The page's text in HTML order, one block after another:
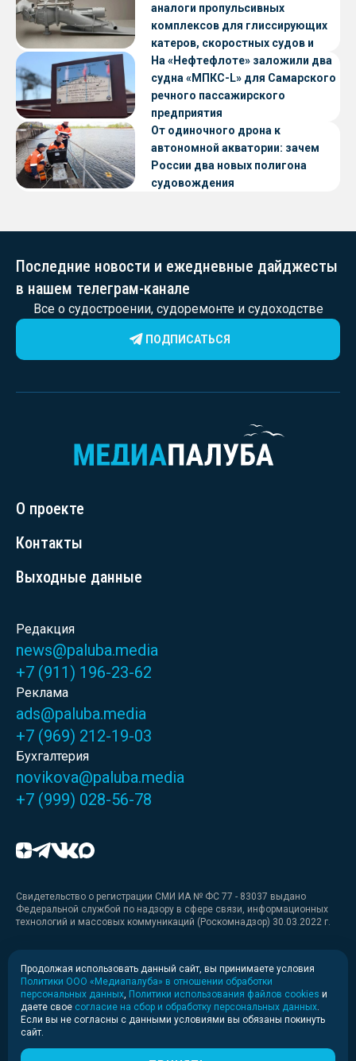
аналоги пропульсивных
комплексов для глиссирующих
катеров, скоростных судов и
судов с малой осадкой
На «Нефтефлоте» заложили два
судна «МПКС-L» для Самарского
речного пассажирского
предприятия
От одиночного дрона к
автономной акватории: зачем
России два новых полигона
судовождения
Последние новости и ежедневные дайджесты
в нашем телеграм-канале
Все о судостроении, судоремонте и судоходстве
ПОДПИСАТЬСЯ
О проекте
Контакты
Выходные данные
Редакция
news@paluba.media
+7 (911) 196-23-62
Реклама
ads@paluba.media
+7 (969) 212-19-03
Бухгалтерия
novikova@paluba.media
+7 (999) 028-56-78
Свидетельство о регистрации СМИ ИА № ФС 77 - 83037 выдано
Федеральной службой по надзору в сфере связи, информационных
технологий и массовых коммуникаций (Роскомнадзор) 30.03.2022 г.
Медиакит
Медиакит для печати
Политика конфиденциальности
© 2020-2026 Информационное агентство «Медиапалуба»
Продолжая использовать данный сайт, вы принимаете условия
Политики ООО «Медиапалуба» в отношении обработки
персональных данных Политики использования файлов cookies и
даете свое согласие на сбор и обработку персональных данных
Если вы не согласны с данными условиями вы обязаны покинуть
сайт.